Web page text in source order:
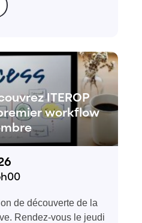
ITEROP
workflow
de découverte de la
Rendez-vous le jeudi